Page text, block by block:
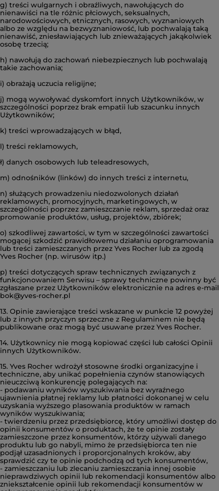
g) treści wulgarnych i obraźliwych, nawołujących do
nienawiści na tle różnic płciowych, seksualnych,
narodowościowych, etnicznych, rasowych, wyznaniowych
albo ze względu na bezwyznaniowość, lub pochwalają taką
nienawiść, zniesławiających lub znieważających jakąkolwiek
osobę trzecią;
h) nawołują do zachowań niebezpiecznych lub pochwalają
takie zachowania;
i) obrażają uczucia religijne;
j) mogą wywoływać dyskomfort innych Użytkowników, w
szczególności poprzez brak empatii lub szacunku innych
Użytkowników;
k) treści wprowadzających w błąd,
l) treści reklamowych,
ł) danych osobowych lub teleadresowych,
m) odnośników (linków) do innych treści z internetu,
n) służących prowadzeniu niedozwolonych działań
reklamowych, promocyjnych, marketingowych, w
szczególności poprzez zamieszczanie reklam, sprzedaż oraz
promowanie produktów, usług, projektów, zbiórek;
o) szkodliwej zawartości, w tym w szczególności zawartości
mogącej szkodzić prawidłowemu działaniu oprogramowania
lub treści zamieszczanych przez Yves Rocher lub za zgodą
Yves Rocher (np. wirusów itp.)
p) treści dotyczących spraw technicznych związanych z
funkcjonowaniem Serwisu – sprawy techniczne powinny być
zgłaszane przez Użytkowników elektronicznie na adres e-mail
bok@yves-rocher.pl
13. Opinie zawierające treści wskazane w punkcie 12 powyżej
lub z innych przyczyn sprzeczne z Regulaminem nie będą
publikowane oraz mogą być usuwane przez Yves Rocher.
14. Użytkownicy nie mogą kopiować części lub całości Opinii
innych Użytkowników.
15. Yves Rocher wdrożył stosowne środki organizacyjne i
techniczne, aby unikać popełnienia czynów stanowiących
nieuczciwą konkurencję polegających na:
- podawaniu wyników wyszukiwania bez wyraźnego
ujawnienia płatnej reklamy lub płatności dokonanej w celu
uzyskania wyższego plasowania produktów w ramach
wyników wyszukiwania;
- twierdzeniu przez przedsiębiorcę, który umożliwi dostęp do
opinii konsumentów o produktach, że te opinie zostały
zamieszczone przez konsumentów, którzy używali danego
produktu lub go nabyli, mimo że przedsiębiorca ten nie
podjął uzasadnionych i proporcjonalnych kroków, aby
sprawdzić czy te opinie podchodzą od tych konsumentów,
- zamieszczaniu lub zlecaniu zamieszczania innej osobie
nieprawdziwych opinii lub rekomendacji konsumentów albo
zniekształcenie opinii lub rekomendacji konsumentów w